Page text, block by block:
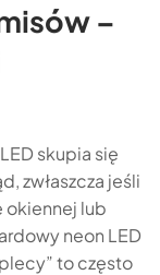
–
skupia się
zwłaszcza jeśli
okiennej lub
neon LED
to często